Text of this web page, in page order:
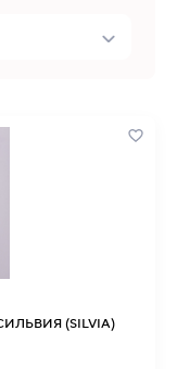
СИЛЬВИЯ (SILVIA)